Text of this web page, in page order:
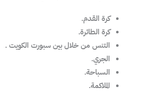
كرة القدم.
كرة الطائرة.
التنس من خلال بين سبورت الكويت .
الجري.
السباحة.
الملاكمة.